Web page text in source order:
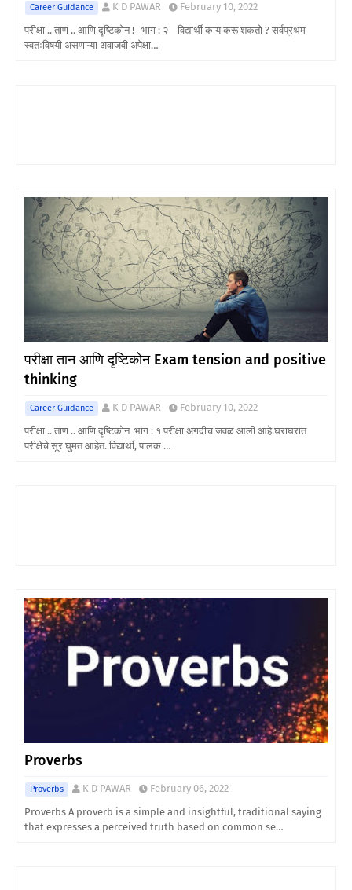
Career Guidance K D PAWAR
February 10, 2022
परीक्षा .. ताण .. आणि दृष्टिकोन ! भाग : २ विद्यार्थी काय करू शकतो ? सर्वप्रथम
स्वतःविषयी असणाऱ्या अवाजवी अपेक्षा…
परीक्षा तान आणि दृष्टिकोन Exam tension and positive
thinking
Career Guidance K D PAWAR
February 10, 2022
परीक्षा .. ताण .. आणि दृष्टिकोन भाग : १ परीक्षा अगदीच जवळ आली आहे.घराघरात
परीक्षेचे सूर घुमत आहेत. विद्यार्थी, पालक …
Proverbs
Proverbs K D PAWAR
February 06, 2022
Proverbs A proverb is a simple and insightful, traditional saying
that expresses a perceived truth based on common se…